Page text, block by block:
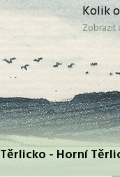
Kolik
Těrlicko - Horní